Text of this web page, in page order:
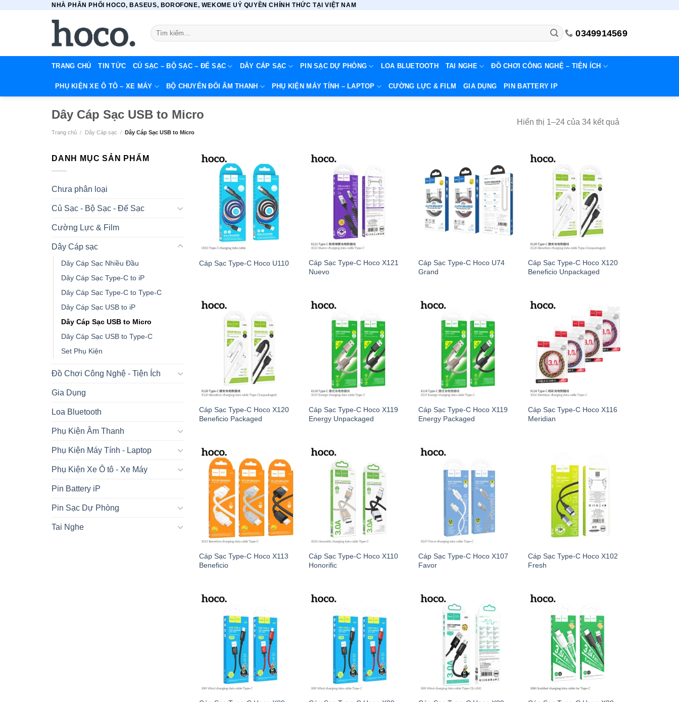
NHÀ PHÂN PHỐI HOCO, BASEUS, BOROFONE, WEKOME UỶ QUYỀN CHÍNH THỨC TẠI VIỆT NAM
Tìm
kiếm:
0349914569
TRANG CHỦ TIN TỨC CỦ SẠC – BỘ SẠC – ĐẾ SẠC DÂY CÁP SẠC PIN SẠC DỰ PHÒNG LOA BLUETOOTH TAI NGHE ĐỒ CHƠI CÔNG NGHỆ – TIỆN ÍCH
PHỤ KIỆN XE Ô TÔ – XE MÁY BỘ CHUYỂN ĐỔI ÂM THANH PHỤ KIỆN MÁY TÍNH – LAPTOP CƯỜNG LỰC & FILM GIA DỤNG PIN BATTERY IP
Dây Cáp Sạc USB to Micro
Trang chủ / Dây Cáp sạc / Dây Cáp Sạc USB to Micro
Hiển thị 1–24 của 34 kết quả
DANH MỤC SẢN PHẨM
Chưa phân loại
Củ Sạc - Bộ Sạc - Đế Sạc
Cường Lực & Film
Dây Cáp sạc
Dây Cáp Sạc Nhiều Đầu
Dây Cáp Sạc Type-C to iP
Dây Cáp Sạc Type-C to Type-C
Dây Cáp Sạc USB to iP
Dây Cáp Sạc USB to Micro
Dây Cáp Sạc USB to Type-C
Set Phụ Kiện
Đồ Chơi Công Nghệ - Tiện Ích
Gia Dụng
Loa Bluetooth
Phụ Kiện Âm Thanh
Phụ Kiện Máy Tính - Laptop
Phụ Kiện Xe Ô tô - Xe Máy
Pin Battery iP
Pin Sạc Dự Phòng
Tai Nghe
Cáp Sạc Type-C Hoco U110
Cáp Sạc Type-C Hoco X121
Nuevo
Cáp Sạc Type-C Hoco U74
Grand
Cáp Sạc Type-C Hoco X120
Beneficio Unpackaged
Cáp Sạc Type-C Hoco X120
Beneficio Packaged
Cáp Sạc Type-C Hoco X119
Energy Unpackaged
Cáp Sạc Type-C Hoco X119
Energy Packaged
Cáp Sạc Type-C Hoco X116
Meridian
Cáp Sạc Type-C Hoco X113
Beneficio
Cáp Sạc Type-C Hoco X110
Honorific
Cáp Sạc Type-C Hoco X107
Favor
Cáp Sạc Type-C Hoco X102
Fresh